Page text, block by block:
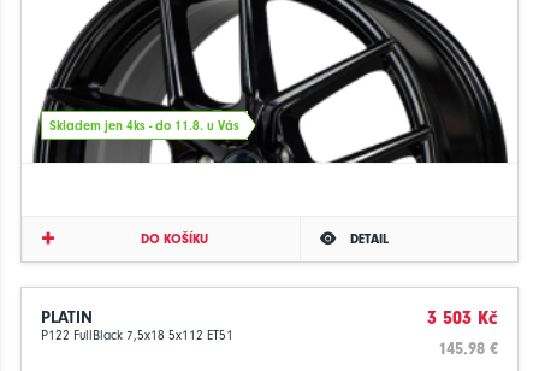
Skladem jen 4ks - do 11.8. u Vás
DO KOŠÍKU DETAIL
PLATIN
P122 FullBlack 7,5x18 5x112 ET51
3 503 Kč
145.98 €